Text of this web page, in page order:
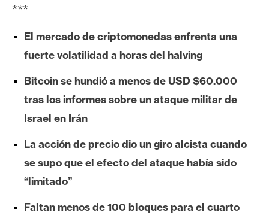
t
h
e
r
e
u
I
A
***
El mercado de criptomonedas enfrenta una
fuerte volatilidad a horas del halving
Bitcoin se hundió a menos de USD $60.000
tras los informes sobre un ataque militar de
Israel en Irán
La acción de precio dio un giro alcista cuando
se supo que el efecto del ataque había sido
“limitado”
Faltan menos de 100 bloques para el cuarto